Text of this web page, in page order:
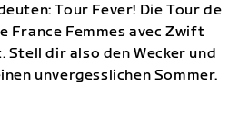
Tour Fever! Die Tour de
France Femmes avec Zwift
dir also den Wecker und
unvergesslichen Sommer.